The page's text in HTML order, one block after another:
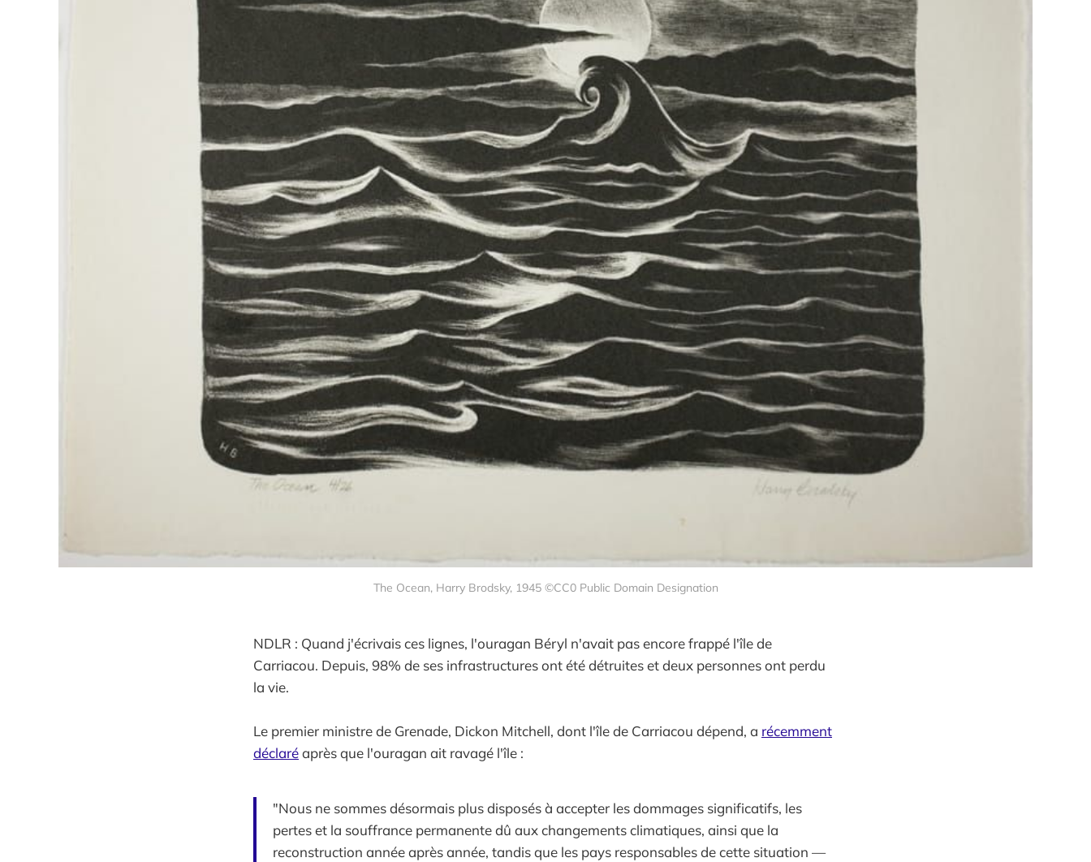
The Ocean, Harry Brodsky, 1945 ©CC0 Public Domain Designation
NDLR : Quand j'écrivais ces lignes, l'ouragan Béryl n'avait pas encore frappé l'île de
Carriacou. Depuis, 98% de ses infrastructures ont été détruites et deux personnes ont perdu
la vie.
Le premier ministre de Grenade, Dickon Mitchell, dont l'île de Carriacou dépend, a récemment
déclaréaprès que l'ouragan ait ravagé l'île :
"Nous ne sommes désormais plus disposés à accepter les dommages significatifs, les
pertes et la souffrance permanente dû aux changements climatiques, ainsi que la
reconstruction année après année, tandis que les pays responsables de cette situation —